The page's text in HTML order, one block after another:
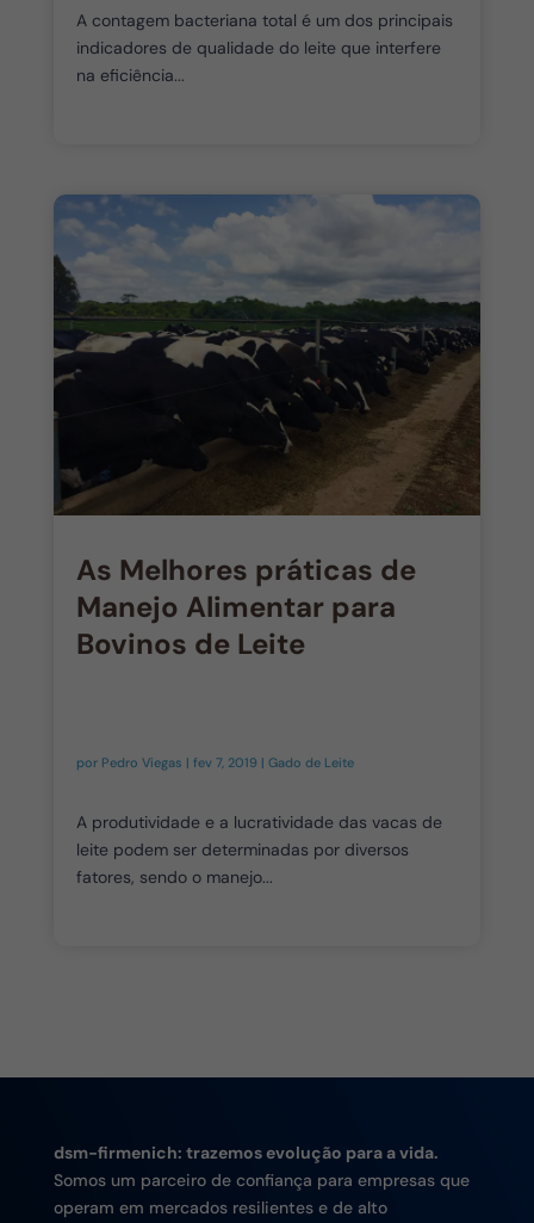
A contagem bacteriana total é um dos principais
indicadores de qualidade do leite que interfere
na eficiência...
As Melhores práticas de
Manejo Alimentar para
Bovinos de Leite
por Pedro Viegas | fev 7, 2019 | Gado de Leite
A produtividade e a lucratividade das vacas de
leite podem ser determinadas por diversos
fatores, sendo o manejo...
dsm-firmenich: trazemos evolução para a vida.
Somos um parceiro de confiança para empresas que
operam em mercados resilientes e de alto